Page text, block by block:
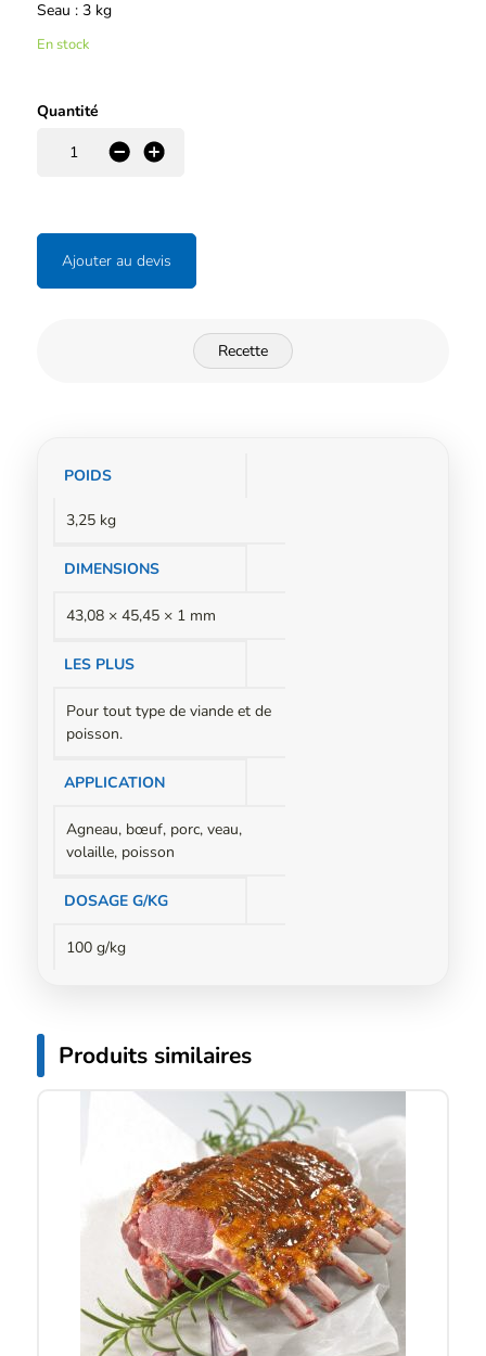
Seau : 3 kg
En stock
Quantité
+
-
Ajouter au devis
Recette
Informations
POIDS
3,25 kg
DIMENSIONS
43,08 × 45,45 × 1 mm
LES PLUS
Pour tout type de viande et de
poisson.
APPLICATION
Agneau, bœuf, porc, veau,
volaille, poisson
DOSAGE G/KG
100 g/kg
Produits similaires